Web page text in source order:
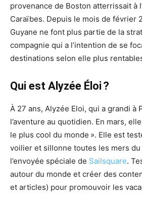
provenance de Boston atterrissait à
Caraïbes. Depuis le mois de février
Guyane ne font plus partie de la
compagnie qui a l’intention de se
destinations selon elle plus
Qui est Alyzée Éloi ?
À 27 ans, Alyzée Eloi, qui a grandi à
l’aventure au quotidien. En mars,
le plus cool du monde ». Elle est
voilier et sillonne toutes les mers
l’envoyée spéciale de Sailsquare.
autour du monde et créer des
et articles) pour promouvoir les